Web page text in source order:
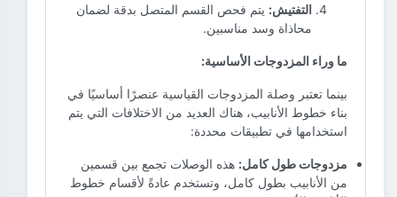
التفتيش: يتم فحص القسم المتصل بدقة لضمان
محاذاة وسد مناسبين.
ما وراء المزدوجات الأساسية:
بينما تعتبر وصلة المزدوجات القياسية عنصرًا أساسيًا في
بناء خطوط الأنابيب، هناك العديد من الاختلافات التي يتم
استخدامها في تطبيقات محددة:
مزدوجات طول كامل: هذه الوصلات تجمع بين قسمين
من الأنابيب بطول كامل، وتستخدم عادةً لأقسام خطوط